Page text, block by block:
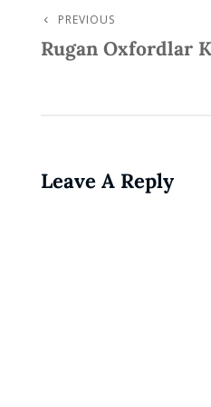
Post
Navigation
Previous
Post
PREVIOUS
Rugan Oxfordlar
Leave A Reply